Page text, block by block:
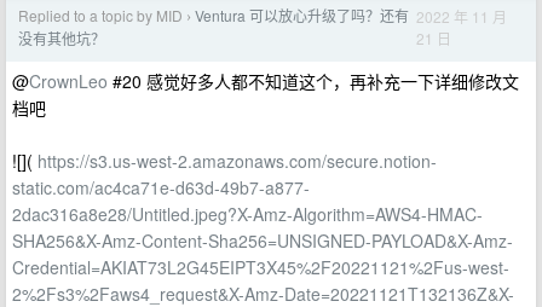
Replied to a topic by MID › Ventura 可以放心升级了吗？还有
没有其他坑？
2022 年 11 月
21 日
@CrownLeo #20 感觉好多人都不知道这个，再补充一下详细修改文
档吧
![]( https://s3.us-west-2.amazonaws.com/secure.notion-
static.com/ac4ca71e-d63d-49b7-a877-
2dac316a8e28/Untitled.jpeg?X-Amz-Algorithm=AWS4-HMAC-
SHA256&X-Amz-Content-Sha256=UNSIGNED-PAYLOAD&X-Amz-
Credential=AKIAT73L2G45EIPT3X45%2F20221121%2Fus-west-
2%2Fs3%2Faws4_request&X-Amz-Date=20221121T132136Z&X-